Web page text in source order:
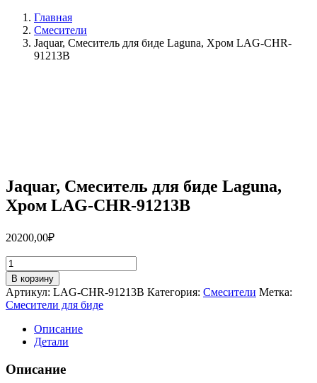
Главная
Смесители
Jaquar, Смеситель для биде Laguna, Хром LAG-CHR-
91213B
Jaquar, Смеситель для биде Laguna,
Хром LAG-CHR-91213B
20200,00₽
Количество
товара
Jaquar,
Смеситель
для
биде
Laguna,
LAG-
CHR-
В корзину
Артикул: LAG-CHR-91213B Категория: Смесители Метка:
Смесители для биде
Описание
Детали
Описание